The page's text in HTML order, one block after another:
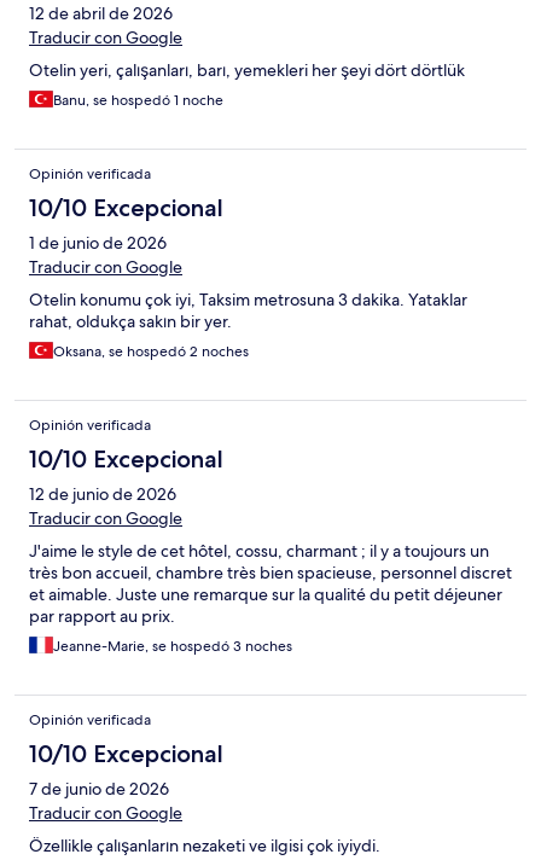
12 de abril de 2026
Traducir con Google
Otelin yeri, çalışanları, barı, yemekleri her şeyi dört dörtlük
Banu, se hospedó 1 noche
Opinión verificada
10/10 Excepcional
1 de junio de 2026
Traducir con Google
Otelin konumu çok iyi, Taksim metrosuna 3 dakika. Yataklar
rahat, oldukça sakın bir yer.
Oksana, se hospedó 2 noches
Opinión verificada
10/10 Excepcional
12 de junio de 2026
Traducir con Google
J'aime le style de cet hôtel, cossu, charmant ; il y a toujours un
très bon accueil, chambre très bien spacieuse, personnel discret
et aimable. Juste une remarque sur la qualité du petit déjeuner
par rapport au prix.
Jeanne-Marie, se hospedó 3 noches
Opinión verificada
10/10 Excepcional
7 de junio de 2026
Traducir con Google
Özellikle çalışanların nezaketi ve ilgisi çok iyiydi.